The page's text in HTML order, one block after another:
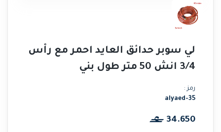
لي سوبر حدائق العايد احمر مع رأس
3/4 انش 50 متر طول بني
رمز :
alyaed-35
34.650